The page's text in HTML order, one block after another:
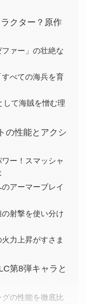
クター？原作
ァー」の壮絶な
べての海兵を育
して海賊を憎む理
の性能とアクシ
ー！スマッシャ
アーマーブレイ
射撃を使い分け
力上昇がすさま
第8弾キャラと
の性能を徹底比